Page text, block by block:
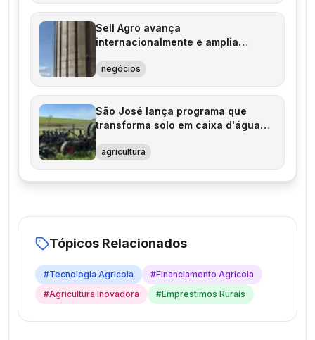
Sell Agro avança
internacionalmente e amplia
negócios
São José lança programa que
transforma solo em caixa d'água
agricultura
Tópicos Relacionados
#Tecnologia Agricola #Financiamento Agricola
#Agricultura Inovadora #Emprestimos Rurais